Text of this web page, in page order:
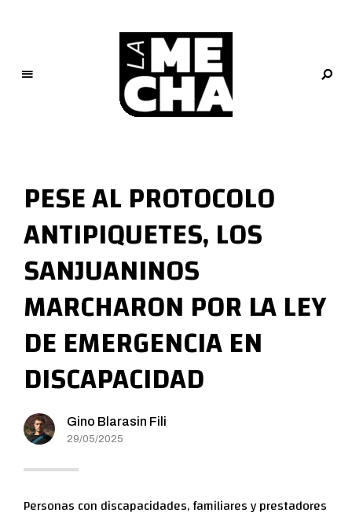
M
e
c
h
a
PERIODISMO DIGITAL
PESE AL PROTOCOLO
ANTIPIQUETES, LOS
SANJUANINOS
MARCHARON POR LA LEY
DE EMERGENCIA EN
DISCAPACIDAD
Gino Blarasin Fili
29/05/2025
Personas con discapacidades, familiares y prestadores